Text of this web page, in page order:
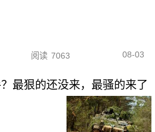
阅读 7063 08-03
最狠的还没来，最骚的来了